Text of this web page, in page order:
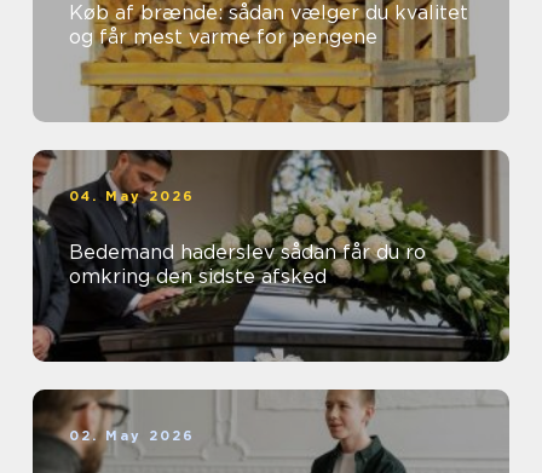
Køb af brænde: sådan vælger du kvalitet
og får mest varme for pengene
04. May 2026
Bedemand haderslev sådan får du ro
omkring den sidste afsked
02. May 2026